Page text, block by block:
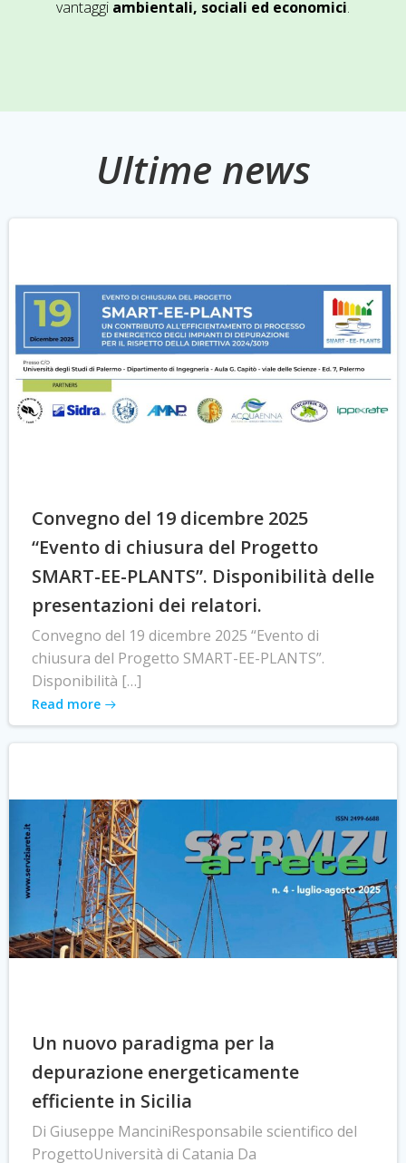
vantaggi ambientali, sociali ed economici.
Ultime news
Convegno del 19 dicembre 2025
“Evento di chiusura del Progetto
SMART-EE-PLANTS”. Disponibilità delle
presentazioni dei relatori.
Convegno del 19 dicembre 2025 “Evento di
chiusura del Progetto SMART-EE-PLANTS”.
Disponibilità […]
Read more
Un nuovo paradigma per la
depurazione energeticamente
efficiente in Sicilia
Di Giuseppe ManciniResponsabile scientifico del
ProgettoUniversità di Catania Da